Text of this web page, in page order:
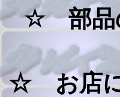
☆ 部品
☆ お店に